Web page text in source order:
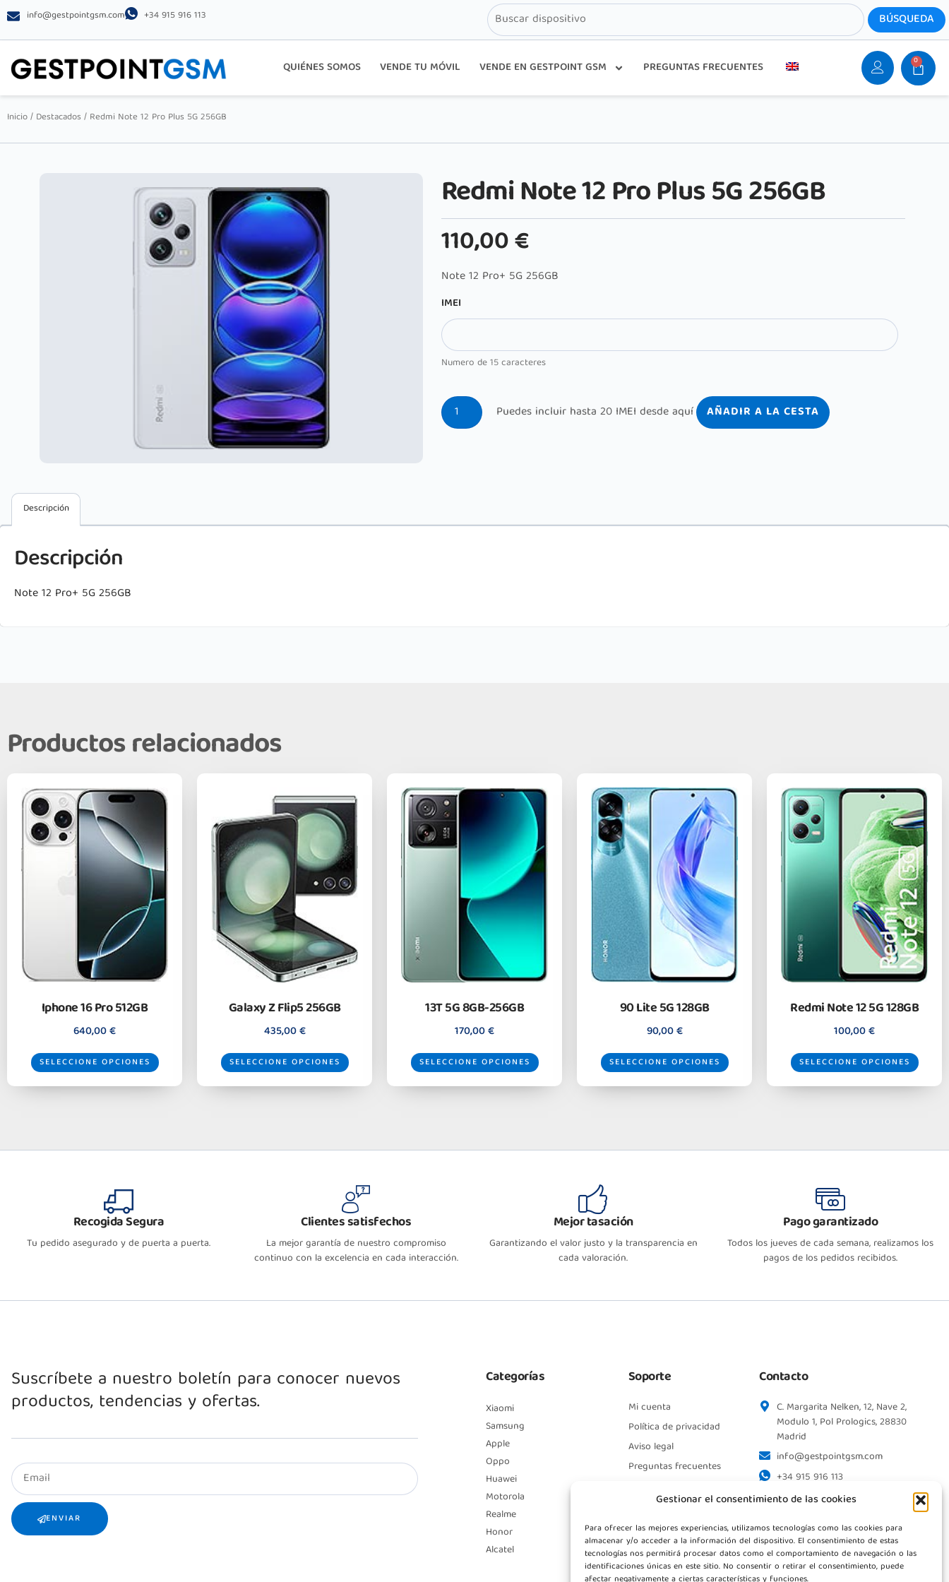
Gestionar el consentimiento de las cookies
Para ofrecer las mejores experiencias, utilizamos tecnologías como las cookies para
almacenar y/o acceder a la información del dispositivo. El consentimiento de estas
tecnologías nos permitirá procesar datos como el comportamiento de navegación o las
identificaciones únicas en este sitio. No consentir o retirar el consentimiento, puede
info@gestpointgsm.com +34 915 916 113
QUIÉNES SOMOS VENDE TU MÓVIL VENDE EN GESTPOINT GSM PREGUNTAS FRECUENTES 0
Inicio/ Destacados / Redmi Note 12 Pro Plus 5G 256GB
Redmi Note 12 Pro Plus 5G 256GB
110,00€
Note 12 Pro+ 5G 256GB
IMEI
Numero de 15 caracteres
AÑADIR A LA CESTA
Descripción
Descripción
Note 12 Pro+ 5G 256GB
Productos relacionados
Iphone 16 Pro 512GB
640,00€
SELECCIONE OPCIONES
Galaxy Z Flip5 256GB
435,00€
SELECCIONE OPCIONES
13T 5G 8GB-256GB
170,00€
SELECCIONE OPCIONES
90 Lite 5G 128GB
90,00€
SELECCIONE OPCIONES
Redmi Note 12 5G 128GB
100,00€
SELECCIONE OPCIONES
Recogida Segura
Tu pedido asegurado y de puerta a puerta.
Clientes satisfechos
La mejor garantía de nuestro compromiso
continuo con la excelencia en cada interacción.
Mejor tasación
Garantizando el valor justo y la transparencia en
cada valoración.
Pago garantizado
Todos los jueves de cada semana, realizamos los
pagos de los pedidos recibidos.
Suscríbete a nuestro boletín para conocer nuevos
productos, tendencias y ofertas.
ENVIAR
Categorías
Xiaomi
Samsung
Apple
Oppo
Huawei
Motorola
Realme
Honor
Alcatel
Soporte
Mi cuenta
Política de privacidad
Aviso legal
Preguntas frecuentes
Contacto
C. Margarita Nelken, 12, Nave 2,
Modulo 1, Pol Prologics, 28830
Madrid
info@gestpointgsm.com
+34 915 916 113
+34 744 667 846